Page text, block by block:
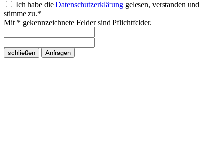
Ich habe die Datenschutzerklärung gelesen, verstanden und
stimme zu.*
Mit * gekennzeichnete Felder sind Pflichtfelder.
schließen Anfragen